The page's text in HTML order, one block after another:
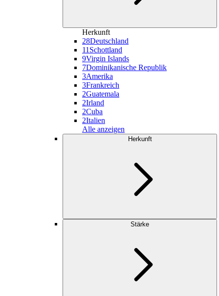
Herkunft
28Deutschland
11 Schottland
9Virgin Islands
7Dominikanische Republik
3Amerika
3Frankreich
2Guatemala
2Irland
2Cuba
2Italien
Alle anzeigen
Herkunft
Stärke